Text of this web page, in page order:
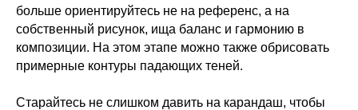
больше ориентируйтесь не на референс, а на
собственный рисунок, ища баланс и гармонию в
композиции. На этом этапе можно также обрисовать
примерные контуры падающих теней.
Старайтесь не слишком давить на карандаш, чтобы